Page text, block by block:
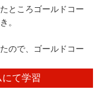
ところゴールドコー
。
ので、ゴールドコー
て学習